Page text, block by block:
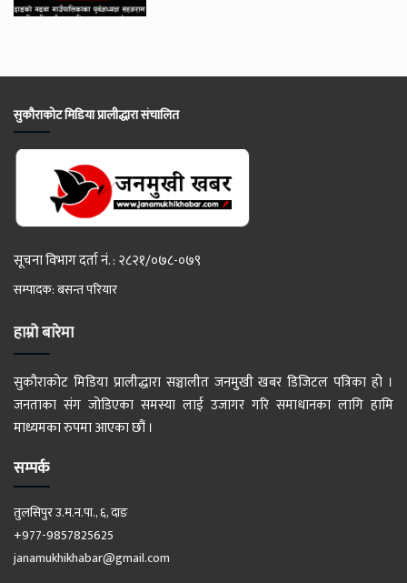
सुकौराकोट मिडिया प्रालीद्धारा संचालित
सूचना विभाग दर्ता नं. : २८२१/०७८-०७९
सम्पादक: बसन्त परियार
हाम्रो बारेमा
सुकौराकोट मिडिया प्रालीद्धारा सञ्चालीत जनमुखी खबर डिजिटल पत्रिका हो ।
जनताका संग जोडिएका समस्या लाई उजागर गरि समाधानका लागि हामि
माध्यमका रुपमा आएका छौं ।
सम्पर्क
तुलसिपुर उ.म.न.पा., ६, दाङ
+977-9857825625
janamukhikhabar@gmail.com